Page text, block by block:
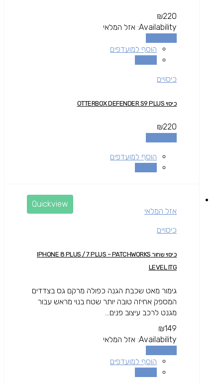
₪220
Availability: אזל המלאי
הוסף למועדפים
כיסויים
כיסוי OTTERBOX DEFENDER S9 PLUS
₪220
הוסף למועדפים
Quickview
אזל המלאי
כיסויים
כיסוי שחור IPHONE 8 PLUS / 7 PLUS – PATCHWORKS
LEVEL ITG
גימור מאט שכבת הגנה כפולה מרקם גס בצדדים
המספק אחיזה טובה יותר שטח בנוי מראש עבור
מגנט לרכב עיצוב פנים...
₪149
Availability: אזל המלאי
הוסף למועדפים